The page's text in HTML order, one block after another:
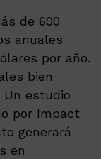
de 600
anuales
por año.
bien
estudio
por Impact
generará
en